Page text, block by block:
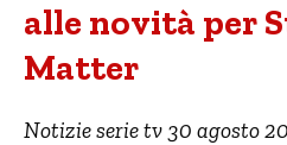
alle novità per
Matter
Notizie serie tv 30 agosto